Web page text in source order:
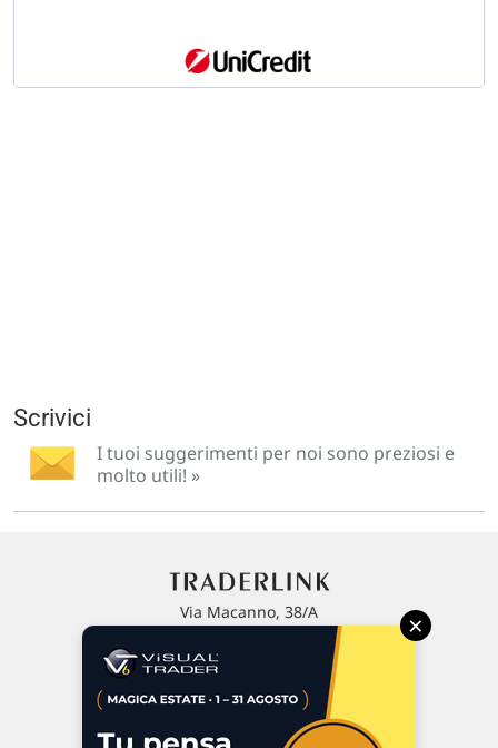
Scrivici
I tuoi suggerimenti per noi sono preziosi e
molto utili! »
Via Macanno, 38/A
P.IVA 02 452 460 401
×